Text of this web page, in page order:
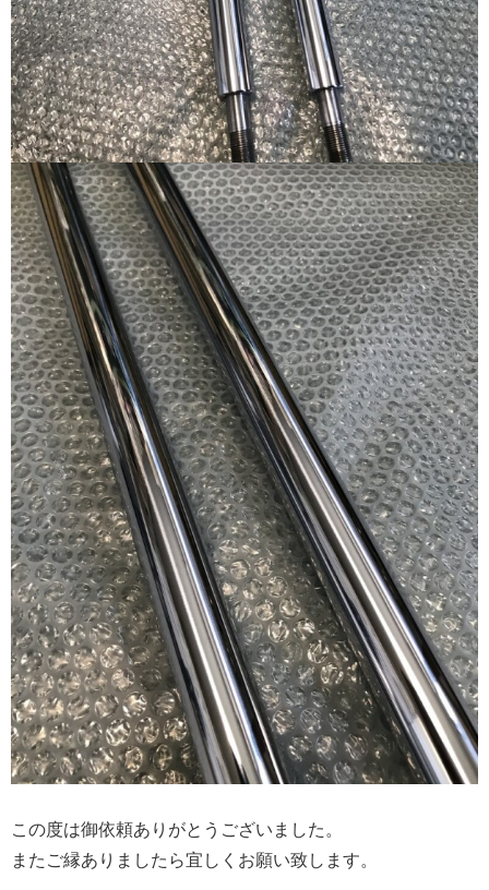
この度は御依頼ありがとうございました。
またご縁ありましたら宜しくお願い致します。